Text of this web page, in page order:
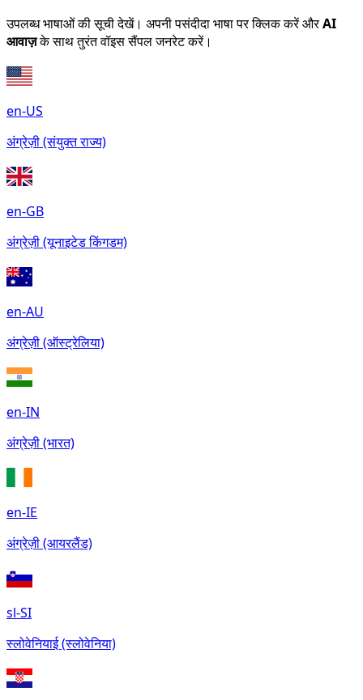
उपलब्ध भाषाओं की सूची देखें। अपनी पसंदीदा भाषा पर क्लिक करें औरAI
आवाज़के साथ तुरंत वॉइस सैंपल जनरेट करें।
en-US
अंग्रेज़ी (संयुक्त राज्य)
en-GB
अंग्रेज़ी (यूनाइटेड किंगडम)
en-AU
अंग्रेज़ी (ऑस्ट्रेलिया)
en-IN
अंग्रेज़ी (भारत)
en-IE
अंग्रेज़ी (आयरलैंड)
sl-SI
स्लोवेनियाई (स्लोवेनिया)